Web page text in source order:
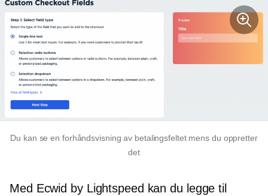
Du kan se en forhåndsvisning av betalingsfeltet mens du oppretter
det
Med Ecwid by Lightspeed kan du legge til